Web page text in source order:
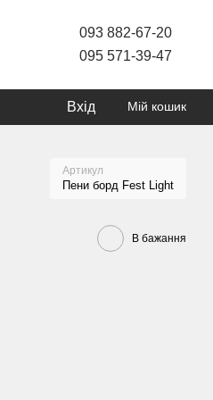
093 882-67-20
095 571-39-47
Вхід Мій кошик
Артикул
Пени борд Fest Light
В бажання